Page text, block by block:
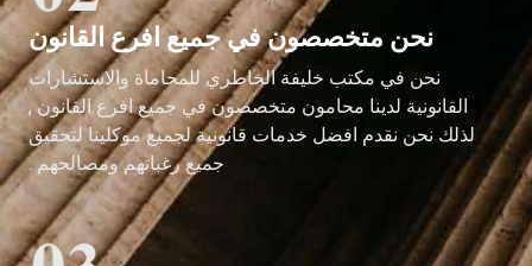
نحن متخصصون في جميع افرع القانون
نحن في مكتب خليفة الخاطري للمحاماة والاستشارات
القانونية لدينا محامون متخصصون في جميع افرع القانون ,
لذلك نحن نقدم افضل خدمات قانونية لجميع موكلينا لتحقيق
جميع رغباتهم ومصالحهم .